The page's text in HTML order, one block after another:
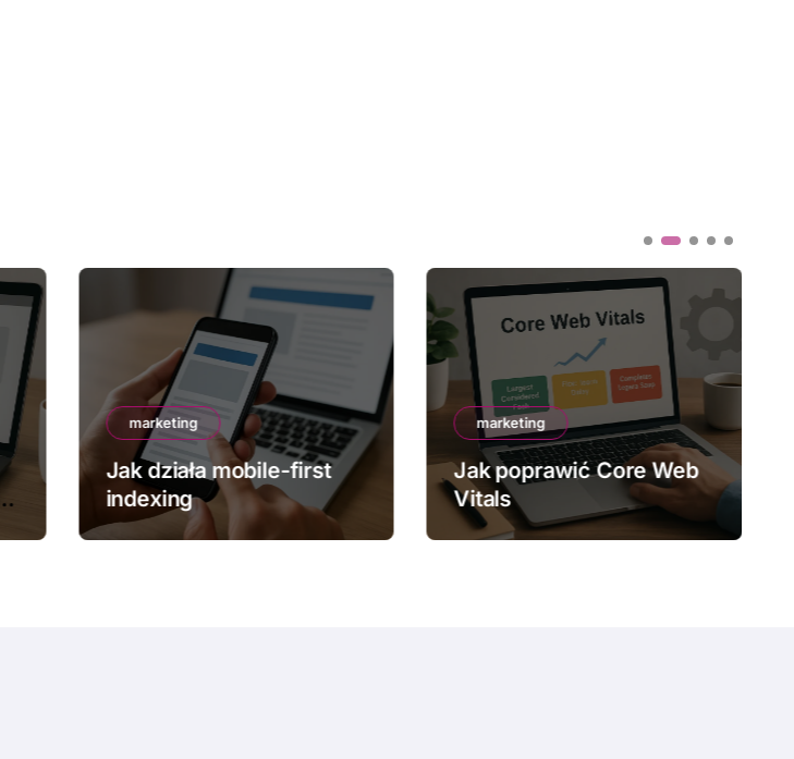
marketing
Jak działa mobile-first
indexing
marketing
Jak poprawić Core Web
Vitals